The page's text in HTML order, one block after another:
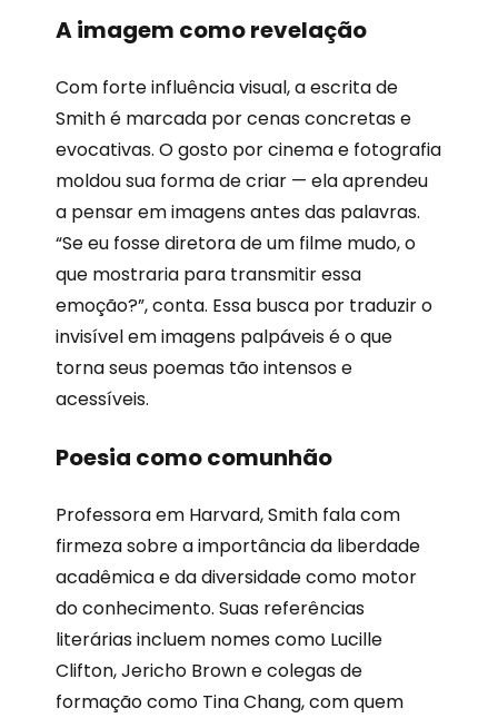
A imagem como revelação
Com forte influência visual, a escrita de
Smith é marcada por cenas concretas e
evocativas. O gosto por cinema e fotografia
moldou sua forma de criar — ela aprendeu
a pensar em imagens antes das palavras.
“Se eu fosse diretora de um filme mudo, o
que mostraria para transmitir essa
emoção?”, conta. Essa busca por traduzir o
invisível em imagens palpáveis é o que
torna seus poemas tão intensos e
acessíveis.
Poesia como comunhão
Professora em Harvard, Smith fala com
firmeza sobre a importância da liberdade
acadêmica e da diversidade como motor
do conhecimento. Suas referências
literárias incluem nomes como Lucille
Clifton, Jericho Brown e colegas de
formação como Tina Chang, com quem